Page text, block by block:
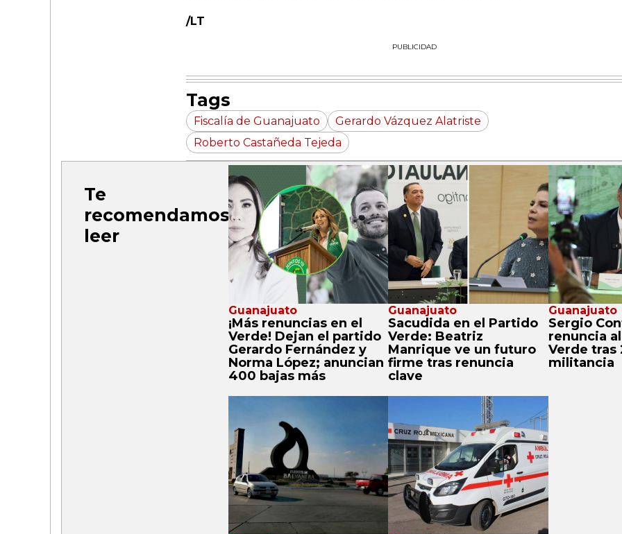
/LT
PUBLICIDAD
Tags
Fiscalía de Guanajuato
Gerardo Vázquez Alatriste
Roberto Castañeda Tejeda
Te
recomendamos
leer
Guanajuato
¡Más renuncias en el
Verde! Dejan el partido
Gerardo Fernández y
Norma López; anuncian
400 bajas más
Guanajuato
Sacudida en el Partido
Verde: Beatriz
Manrique ve un futuro
firme tras renuncia
clave
Guanajuato
Sergio
renuncia
Verde tras
militancia